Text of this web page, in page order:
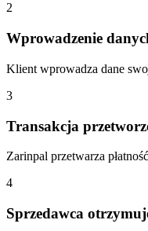
2
Wprowadzenie
Klient wprowadza dane
3
Transakcja
Zarinpal przetwarza
4
Sprzedawca